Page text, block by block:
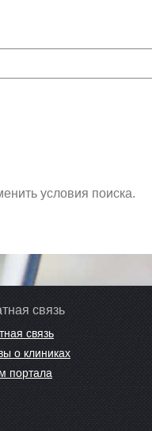
условия поиска.
связь
связь
о клиниках
портала